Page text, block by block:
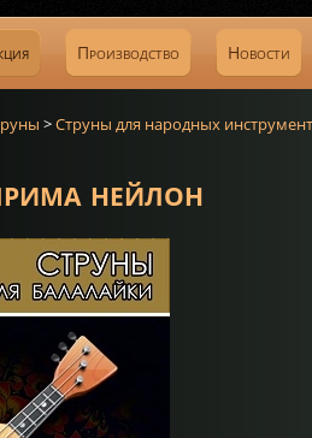
Производство Новости
>Струны для народных
нейлон